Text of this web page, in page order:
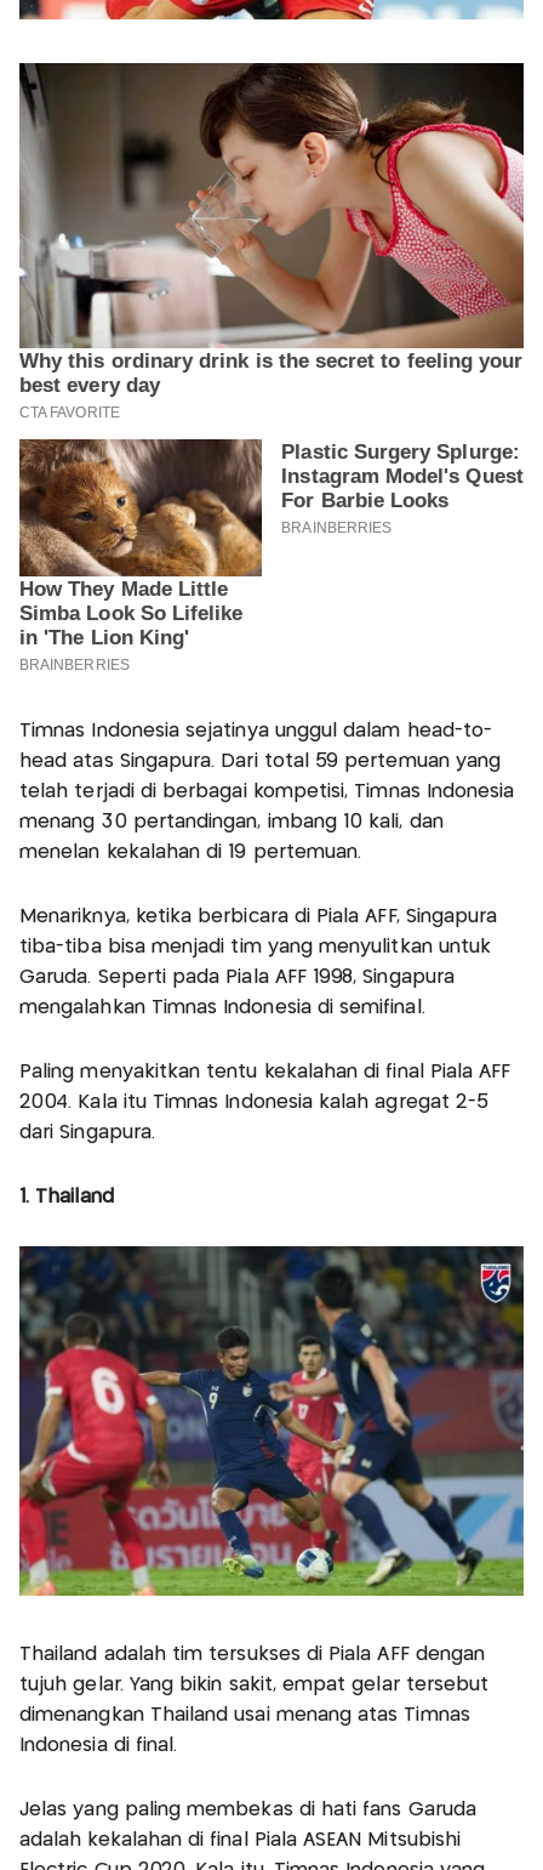
Timnas Indonesia sejatinya unggul dalam head-to-
head atas Singapura. Dari total 59 pertemuan yang
telah terjadi di berbagai kompetisi, Timnas Indonesia
menang 30 pertandingan, imbang 10 kali, dan
menelan kekalahan di 19 pertemuan.
Menariknya, ketika berbicara di Piala AFF, Singapura
tiba-tiba bisa menjadi tim yang menyulitkan untuk
Garuda. Seperti pada Piala AFF 1998, Singapura
mengalahkan Timnas Indonesia di semifinal.
Paling menyakitkan tentu kekalahan di final Piala AFF
2004. Kala itu Timnas Indonesia kalah agregat 2-5
dari Singapura.
1. Thailand
Thailand adalah tim tersukses di Piala AFF dengan
tujuh gelar. Yang bikin sakit, empat gelar tersebut
dimenangkan Thailand usai menang atas Timnas
Indonesia di final.
Jelas yang paling membekas di hati fans Garuda
adalah kekalahan di final Piala ASEAN Mitsubishi